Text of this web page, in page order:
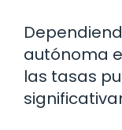
autónoma
las tasas